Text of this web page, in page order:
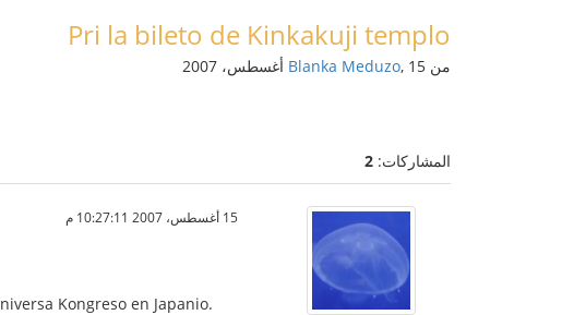
Pri la bileto de Kinkakuji templo
من Blanka Meduzo, 15 أغسطس، 2007
المشاركات: 2
15 أغسطس، 2007 10:27:11 م
Kongreso en Japanio.